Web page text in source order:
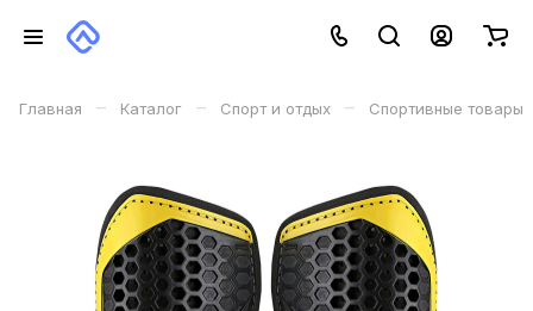
Главная – Каталог – Спорт и отдых – Спортивные товары